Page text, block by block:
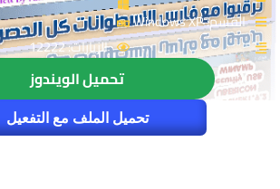
القسم: Windows XP
الزيارات: 12222
تحميل الويندوز
تحميل الملف مع التفعيل